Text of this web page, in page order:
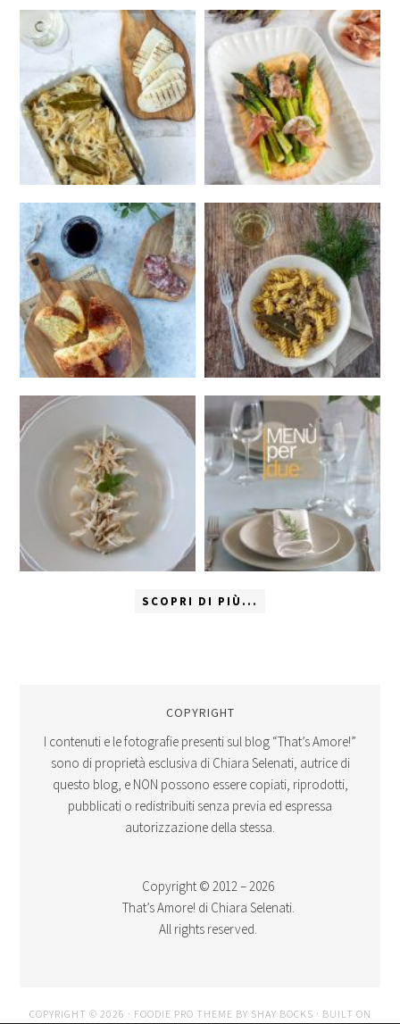
SCOPRI DI PIÙ...
COPYRIGHT
I contenuti e le fotografie presenti sul blog “That’s Amore!”
sono di proprietà esclusiva di Chiara Selenati, autrice di
questo blog, e NON possono essere copiati, riprodotti,
pubblicati o redistribuiti senza previa ed espressa
autorizzazione della stessa.
Copyright © 2012 – 2026
That’s Amore! di Chiara Selenati.
All rights reserved.
COPYRIGHT © 2026 · FOODIE PRO THEME BY SHAY BOCKS · BUILT ON